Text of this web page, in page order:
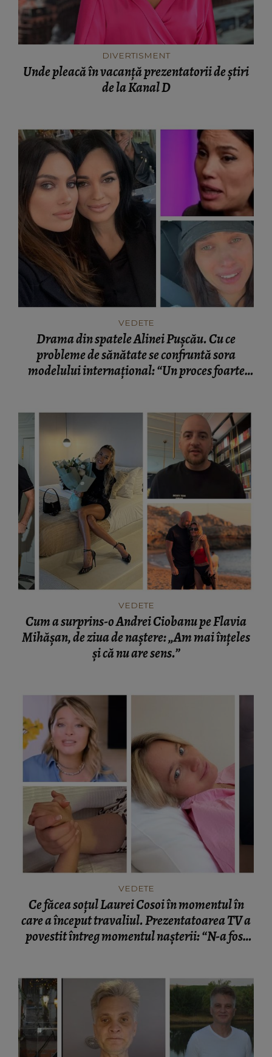
DIVERTISMENT
Unde pleacă în vacanță prezentatorii de știri
de la Kanal D
VEDETE
Drama din spatele Alinei Pușcău. Cu ce
probleme de sănătate se confruntă sora
modelului internațional: “Un proces foarte
VEDETE
Cum a surprins-o Andrei Ciobanu pe Flavia
Mihășan, de ziua de naștere: „Am mai înțeles
și că nu are sens.”
VEDETE
Ce făcea soțul Laurei Cosoi în momentul în
care a început travaliul. Prezentatoarea TV a
povestit întreg momentul nașterii: “N-a fost